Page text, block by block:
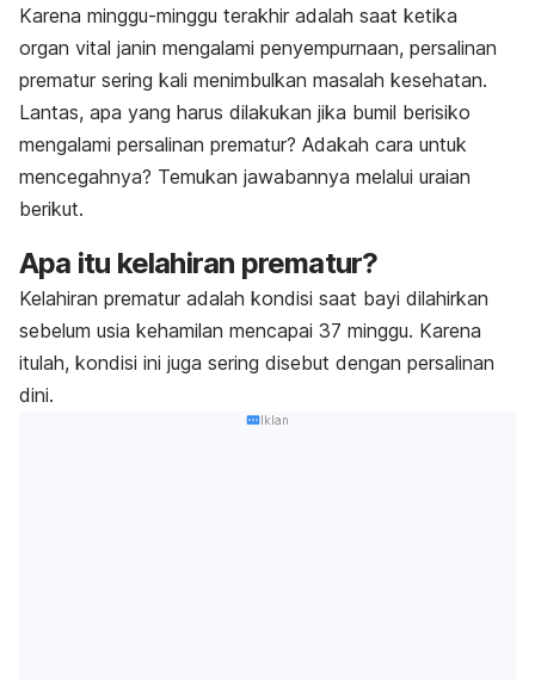
Karena minggu-minggu terakhir adalah saat ketika
organ vital janin mengalami penyempurnaan, persalinan
prematur sering kali menimbulkan masalah kesehatan.
Lantas, apa yang harus dilakukan jika bumil berisiko
mengalami persalinan prematur? Adakah cara untuk
mencegahnya? Temukan jawabannya melalui uraian
berikut.
Apa itu kelahiran prematur?
Kelahiran prematur adalah kondisi saat bayi dilahirkan
sebelum usia kehamilan mencapai 37 minggu. Karena
itulah, kondisi ini juga sering disebut dengan persalinan
dini.
Iklan